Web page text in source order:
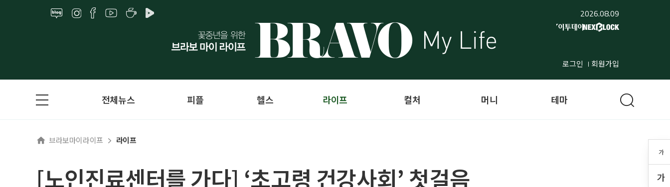
2026.08.09
로그인 회원가입
가
가
전체뉴스 피플 헬스 라이프 컬처 머니 테마
브라보마이라이프 라이프
[노인진료센터를 가다] ‘초고령 건강사회’ 첫걸음